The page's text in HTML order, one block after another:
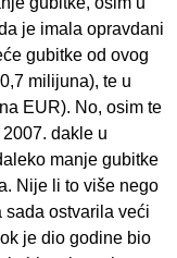
je imala opravdani
gubitke od ovog
milijuna), te u
EUR). No, osim te
dakle u
manje gubitke
Nije li to više nego
ostvarila veći
je dio godine bio